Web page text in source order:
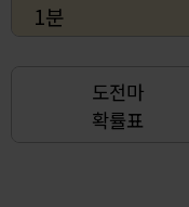
1분
도전마
확률표